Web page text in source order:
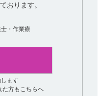
おります。
・作業療
ます
方もこちらへ
できません。なお、甲状腺癌で
宜減量する。
不能又は転移性の腎細胞癌」：